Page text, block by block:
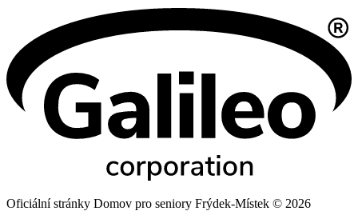
Oficiální stránky Domov pro seniory Frýdek-Místek © 2026